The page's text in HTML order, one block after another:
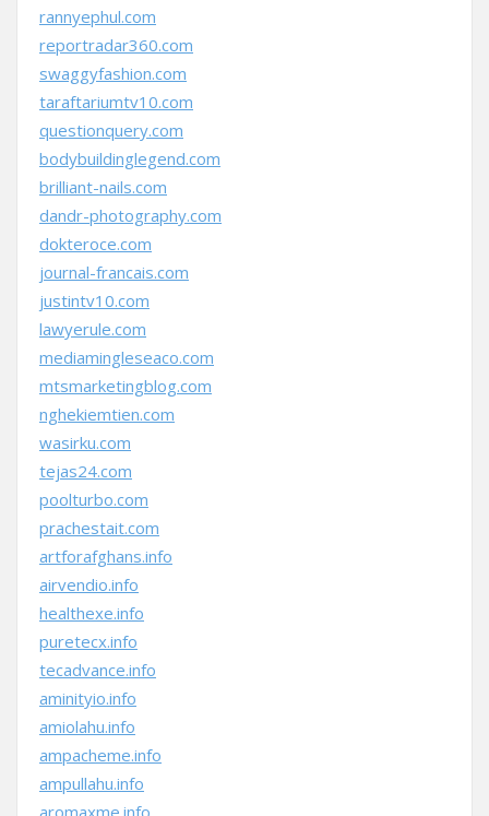
rannyephul.com
reportradar360.com
swaggyfashion.com
taraftariumtv10.com
questionquery.com
bodybuildinglegend.com
brilliant-nails.com
dandr-photography.com
dokteroce.com
journal-francais.com
justintv10.com
lawyerule.com
mediamingleseaco.com
mtsmarketingblog.com
nghekiemtien.com
wasirku.com
tejas24.com
poolturbo.com
prachestait.com
artforafghans.info
airvendio.info
healthexe.info
puretecx.info
tecadvance.info
aminityio.info
amiolahu.info
ampacheme.info
ampullahu.info
aromaxme.info